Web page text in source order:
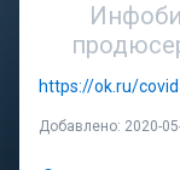
https://ok.ru/
Добавлено: 2020-